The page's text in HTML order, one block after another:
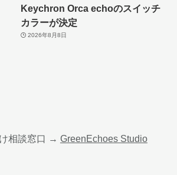
Keychron Orca echoのスイッチ
カラーが決定
2026年8月8日
相談窓口 → GreenEchoes Studio